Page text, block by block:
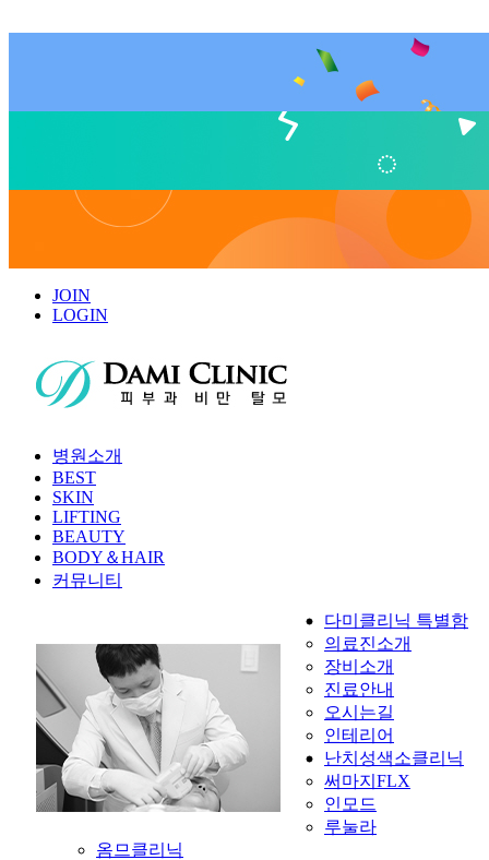
JOIN
LOGIN
병원소개
BEST
SKIN
LIFTING
BEAUTY
BODY＆HAIR
커뮤니티
다미클리닉 특별함
의료진소개
장비소개
진료안내
오시는길
인테리어
난치성색소클리닉
써마지FLX
인모드
루눌라
옴므클리닉